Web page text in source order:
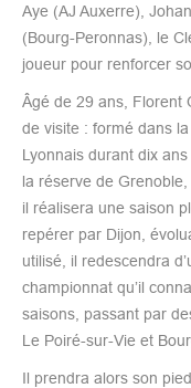
Aye (AJ Auxerre),
(Bourg-Peronnas), le
joueur pour renforcer
Âgé de 29 ans, Florent
de visite : formé dans
Lyonnais durant dix
la réserve de
il réalisera une saison
repérer par Dijon,
utilisé, il redescendra
championnat qu’il
saisons, passant par
Le Poiré-sur-Vie et
Il prendra alors son